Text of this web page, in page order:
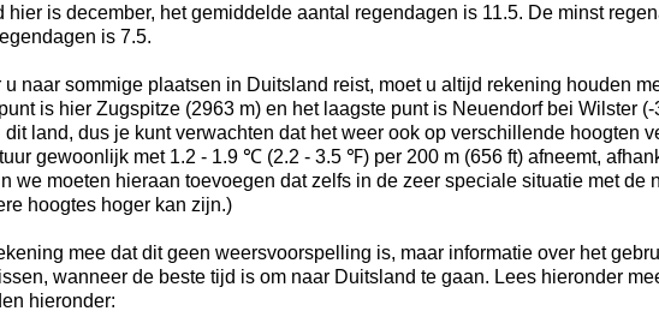
hier is december, het gemiddelde aantal regendagen is 11.5. De minst
is 7.5.
u naar sommige plaatsen in Duitsland reist, moet u altijd rekening houden
is hier Zugspitze (2963 m) en het laagste punt is Neuendorf bei Wilster
land, dus je kunt verwachten dat het weer ook op verschillende hoogten
gewoonlijk met 1.2 - 1.9 ℃ (2.2 - 3.5 ℉) per 200 m (656 ft) afneemt,
we moeten hieraan toevoegen dat zelfs in de zeer speciale situatie met de
hoogtes hoger kan zijn.)
mee dat dit geen weersvoorspelling is, maar informatie over het
wanneer de beste tijd is om naar Duitsland te gaan. Lees hieronder
hieronder: